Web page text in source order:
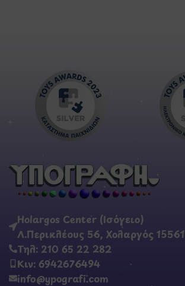
Holargos Center (Ισόγειο)
Λ.Περικλέους 56, Χολαργός 15561
Τηλ: 210 65 22 282
Κιν: 6942676494
info@ypografi.com